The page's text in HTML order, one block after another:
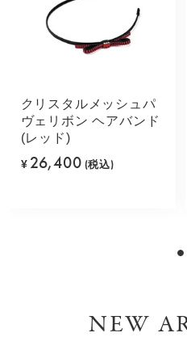
クリスタルメッシュパ
ヴェリボン ヘアバンド
(レッド)
¥ 26,400 (税込)
NEW